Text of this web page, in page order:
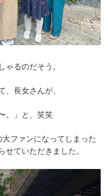
るのだそう。
、長女さんが、
。」と、笑笑
ファンになってしまった
ていただきました。